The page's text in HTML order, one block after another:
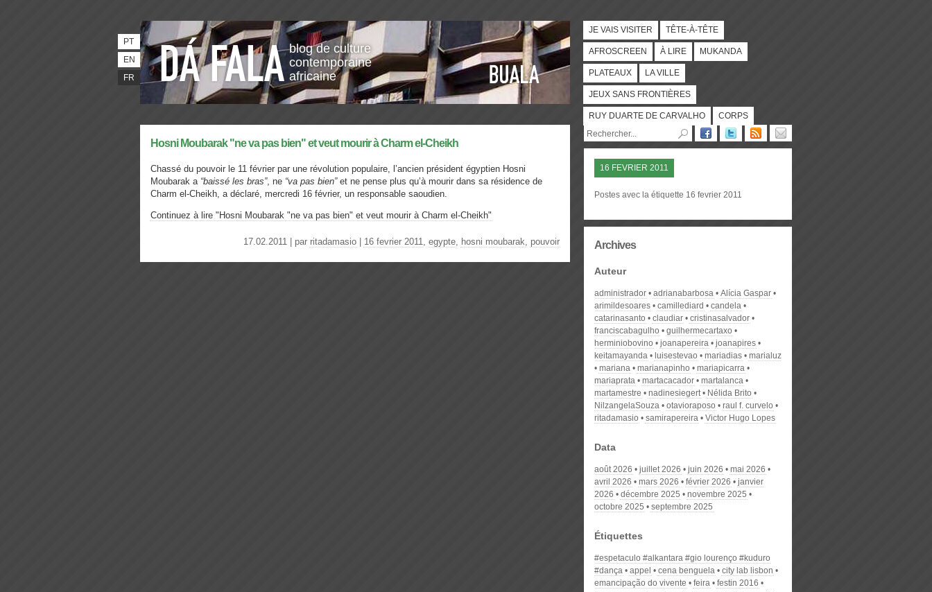
blog de culture
contemporaine
africaine
PT
EN
FR
JE VAIS VISITER TÊTE-À-TÊTE
AFROSCREEN À LIRE MUKANDA
PLATEAUX LA VILLE
JEUX SANS FRONTIÈRES
RUY DUARTE DE CARVALHO CORPS
Hosni Moubarak "ne va pas bien" et veut mourir à Charm el-Cheikh
Chassé du pouvoir le 11 février par une révolution populaire, l’ancien président égyptien Hosni
Moubarak a “baissé les bras”, ne “va pas bien”et ne pense plus qu’à mourir dans sa résidence de
Charm el-Cheikh, a déclaré, mercredi 16 février, un responsable saoudien.
Continuez à lire "Hosni Moubarak "ne va pas bien" et veut mourir à Charm el-Cheikh"
17.02.2011 | par ritadamasio 16 fevrier 2011, egypte, hosni moubarak, pouvoir
16 FEVRIER 2011
Postes avec la étiquette 16 fevrier 2011
Archives
Auteur
administrador adrianabarbosa
Alícia Gaspar
arimildesoares
camillediard
candela
catarinasanto
claudiar
cristinasalvador
franciscabagulho
guilhermecartaxo
herminiobovino
joanapereira
joanapires
keitamayanda
luisestevao mariadias
marialuz
mariana
marianapinho
mariapicarra
mariaprata
martacacador
martalanca
martamestre
nadinesiegert
Nélida Brito
NilzangelaSouza
otavioraposo
raul f. curvelo
ritadamasio
samirapereira Victor Hugo Lopes
Data
août 2026 juillet 2026 juin 2026
mai 2026
avril 2026
mars 2026 février 2026
janvier
2026
décembre 2025
novembre 2025
octobre 2025
septembre 2025
Étiquettes
#espetaculo #alkantara #gio lourenço #kuduro
#dança
appel cena benguela
city lab lisbon
emancipação do vivente
feira
festin 2016